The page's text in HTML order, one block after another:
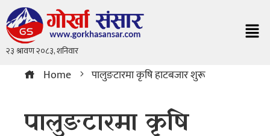
Home पालुङटारमा कृषि हाटबजार शुरू
पालुङटारमा कृषि